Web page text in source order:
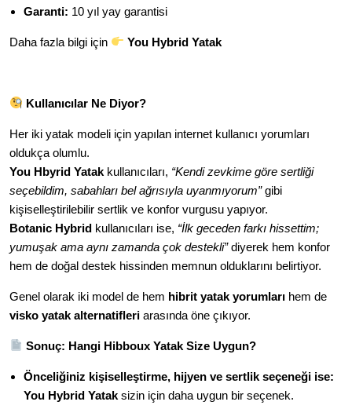
Garanti: 10 yıl yay garantisi
Daha fazla bilgi için You Hybrid Yatak
Kullanıcılar Ne Diyor?
Her iki yatak modeli için yapılan internet kullanıcı yorumları
oldukça olumlu.
You Hbyrid Yatak kullanıcıları, “Kendi zevkime göre sertliği
seçebildim, sabahları bel ağrısıyla uyanmıyorum”gibi
kişiselleştirilebilir sertlik ve konfor vurgusu yapıyor.
Botanic Hybrid kullanıcıları ise, “İlk geceden farkı hissettim;
yumuşak ama aynı zamanda çok destekli”diyerek hem konfor
hem de doğal destek hissinden memnun olduklarını belirtiyor.
Genel olarak iki model de hem hibrit yatak yorumları hem de
visko yatak alternatifleri arasında öne çıkıyor.
Sonuç: Hangi Hibboux Yatak Size Uygun?
Önceliğiniz kişiselleştirme, hijyen ve sertlik seçeneği ise:
You Hybrid Yatak sizin için daha uygun bir seçenek.